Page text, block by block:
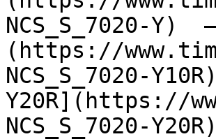
NCS_S_7020-Y)
(https://
NCS_S_7020-
Y20R](https://
NCS_S_7020-